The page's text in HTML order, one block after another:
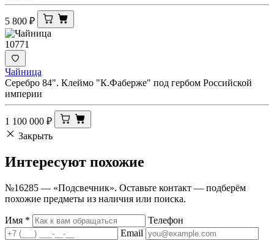
5 800 ₽
10771
Чайница
Серебро 84". Клеймо "К.Фаберже" под гербом Российской
империи
1 100 000 ₽
Закрыть
Интересуют похожие
№16285 — «Подсвечник». Оставьте контакт — подберём
похожие предметы из наличия или поиска.
Имя *
Телефон
Email